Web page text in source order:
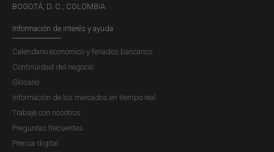
BOGOTÁ, D. C., COLOMBIA
Información de interés y ayuda
Calendario económico y feriados bancarios
Continuidad del negocio
Glosario
Información de los mercados en tiempo real
Trabaje con nosotros
Preguntas frecuentes
Prensa digital